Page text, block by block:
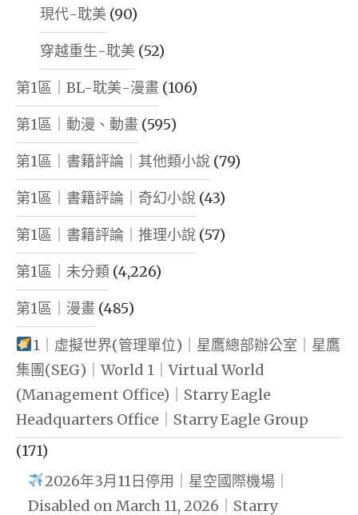
現代-耽美 (90)
穿越重生-耽美 (52)
第1區｜BL-耽美-漫畫 (106)
第1區｜動漫、動畫 (595)
第1區｜書籍評論｜其他類小說 (79)
第1區｜書籍評論｜奇幻小說 (43)
第1區｜書籍評論｜推理小說 (57)
第1區｜未分類 (4,226)
第1區｜漫畫 (485)
1｜虛擬世界(管理單位)｜星鷹總部辦公室｜星鷹
集團(SEG)｜World 1｜Virtual World
(Management Office)｜Starry Eagle
Headquarters Office｜Starry Eagle Group
(171)
2026年3月11日停用｜星空國際機場｜
Disabled on March 11, 2026｜Starry